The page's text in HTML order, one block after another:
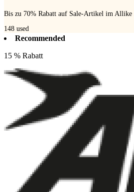
Bis zu 70% Rabatt auf Sale-Artikel im Allike
148 used
Recommended
15 % Rabatt